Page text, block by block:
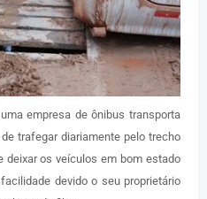
empresa de ônibus transporta
trafegar diariamente pelo trecho
deixar os veículos em bom estado
devido o seu proprietário